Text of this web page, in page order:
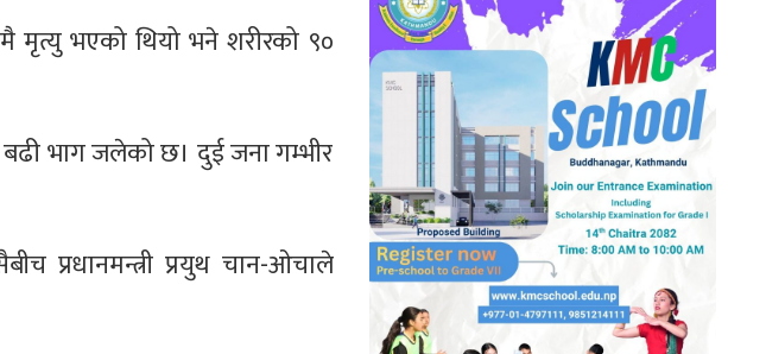
मृत्यु भएको थियो भने शरीरको ९०
भाग जलेको छ। दुई जना गम्भीर
प्रधानमन्त्री प्रयुथ चान-ओचाले